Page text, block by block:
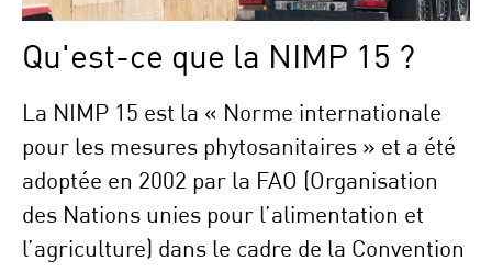
Qu'est-ce que la NIMP 15 ?
La NIMP 15 est la « Norme internationale
pour les mesures phytosanitaires » et a été
adoptée en 2002 par la FAO (Organisation
des Nations unies pour l’alimentation et
l’agriculture) dans le cadre de la Convention